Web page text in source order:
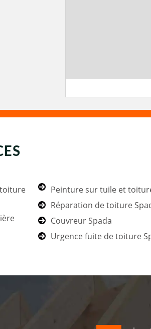
Peinture sur tuile et
Réparation de toiture
Couvreur Spada
Urgence fuite de toiture